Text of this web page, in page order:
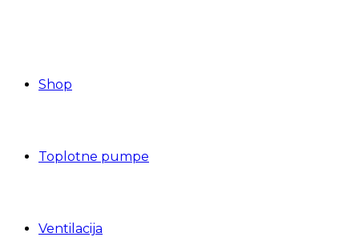
Shop
Toplotne pumpe
Ventilacija